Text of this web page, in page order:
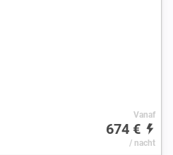
Vanaf
674 €
/ nacht